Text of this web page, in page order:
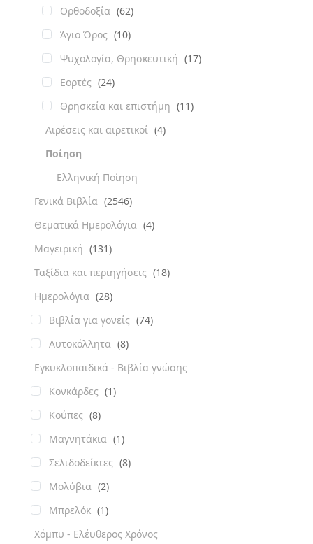
Ορθοδοξία (62)
Άγιο Όρος (10)
Ψυχολογία, Θρησκευτική (17)
Εορτές (24)
Θρησκεία και επιστήμη (11)
Αιρέσεις και αιρετικοί (4)
Ποίηση
Ελληνική Ποίηση
Γενικά Βιβλία (2546)
Θεματικά Ημερολόγια (4)
Μαγειρική (131)
Ταξίδια και περιηγήσεις (18)
Ημερολόγια (28)
Βιβλία για γονείς (74)
Αυτοκόλλητα (8)
Εγκυκλοπαιδικά - Βιβλία γνώσης
Κονκάρδες (1)
Κούπες (8)
Μαγνητάκια (1)
Σελιδοδείκτες (8)
Μολύβια (2)
Μπρελόκ (1)
Χόμπυ - Ελέυθερος Χρόνος